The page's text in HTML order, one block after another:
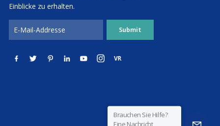
Einblicke zu erhalten.
Brauchen Sie Hilfe?
Eine Nachricht